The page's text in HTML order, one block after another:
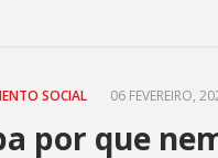
SOCIAL 06 FEVEREIRO,
por que